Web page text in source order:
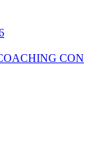
CON